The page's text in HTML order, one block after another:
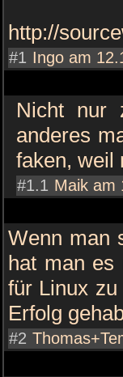
http://
#1 Ingo am
Nicht nur
anderes
faken, weil
#1.1 Maik am
Wenn man
hat man es
für Linux
Erfolg
#2